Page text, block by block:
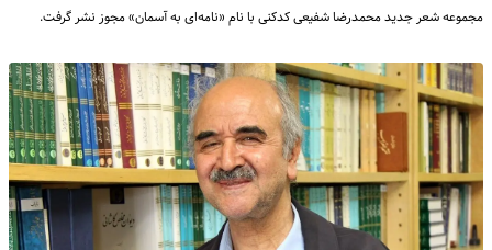
مجموعه شعر جدید محمدرضا شفیعی کدکنی با نام «نامه‌ای به آسمان» مجوز نشر گرفت.